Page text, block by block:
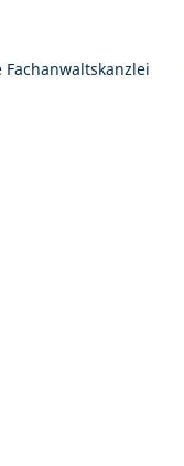
Fachanwaltskanzlei